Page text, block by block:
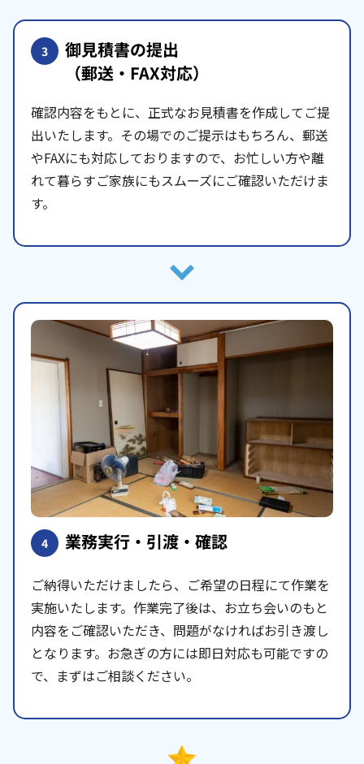
3 御見積書の提出
（郵送・FAX対応）
確認内容をもとに、正式なお見積書を作成してご提
出いたします。その場でのご提示はもちろん、郵送
やFAXにも対応しておりますので、お忙しい方や離
れて暮らすご家族にもスムーズにご確認いただけま
す。
4 業務実行・引渡・確認
ご納得いただけましたら、ご希望の日程にて作業を
実施いたします。作業完了後は、お立ち会いのもと
内容をご確認いただき、問題がなければお引き渡し
となります。お急ぎの方には即日対応も可能ですの
で、まずはご相談ください。